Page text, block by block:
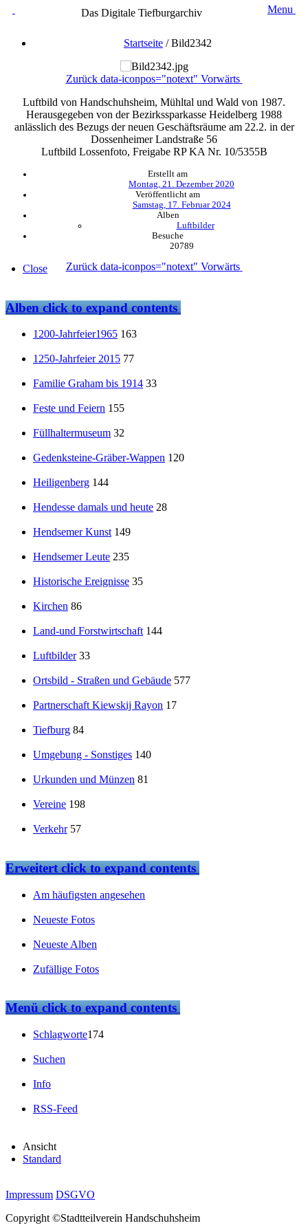
Das Digitale Tiefburgarchiv Menu
Startseite /Bild2342
Zurück data-iconpos="notext" Vorwärts
Luftbild von Handschuhsheim, Mühltal und Wald von 1987.
Herausgegeben von der Bezirkssparkasse Heidelberg 1988
anlässlich des Bezugs der neuen Geschäftsräume am 22.2. in der
Dossenheimer Landstraße 56
Luftbild Lossenfoto, Freigabe RP KA Nr. 10/5355B
Erstellt am
Montag, 21. Dezember 2020
Veröffentlicht am
Samstag, 17. Februar 2024
Alben
Luftbilder
Besuche
20789
Zurück data-iconpos="notext" Vorwärts
Close
Albenclick to expand contents
1200-Jahrfeier1965 163
1250-Jahrfeier 2015 77
Familie Graham bis 1914 33
Feste und Feiern 155
Füllhaltermuseum 32
Gedenksteine-Gräber-Wappen 120
Heiligenberg 144
Hendesse damals und heute 28
Hendsemer Kunst 149
Hendsemer Leute 235
Historische Ereignisse 35
Kirchen 86
Land-und Forstwirtschaft 144
Luftbilder 33
Ortsbild - Straßen und Gebäude 577
Partnerschaft Kiewskij Rayon 17
Tiefburg 84
Umgebung - Sonstiges 140
Urkunden und Münzen 81
Vereine 198
Verkehr 57
Erweitertclick to expand contents
Am häufigsten angesehen
Neueste Fotos
Neueste Alben
Zufällige Fotos
Menüclick to expand contents
Schlagworte174
Suchen
Info
RSS-Feed
Ansicht
Standard
Impressum DSGVO
Copyright ©Stadtteilverein Handschuhsheim